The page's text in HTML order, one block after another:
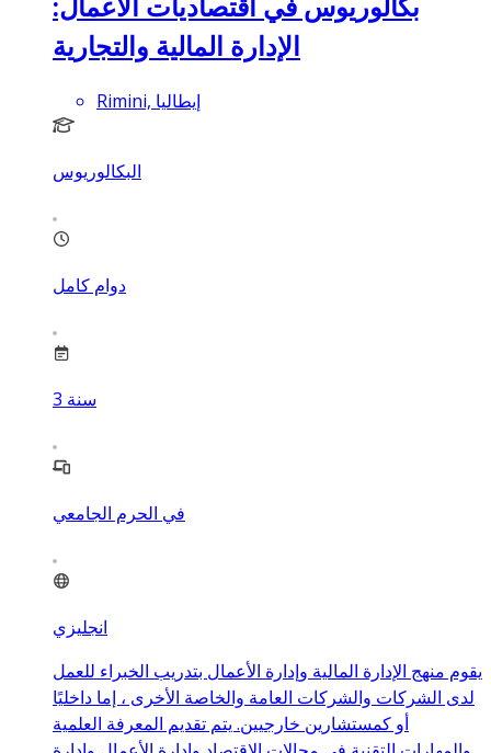
الإدارة المالية والتجارية
Rimini, إيطاليا
البكالوريوس
دوام كامل
3 سنة
في الحرم الجامعي
انجليزي
يقوم منهج الإدارة المالية وإدارة الأعمال بتدريب الخبراء للعمل
لدى الشركات والشركات العامة والخاصة الأخرى ، إما داخليًا
أو كمستشارين خارجيين. يتم تقديم المعرفة العلمية